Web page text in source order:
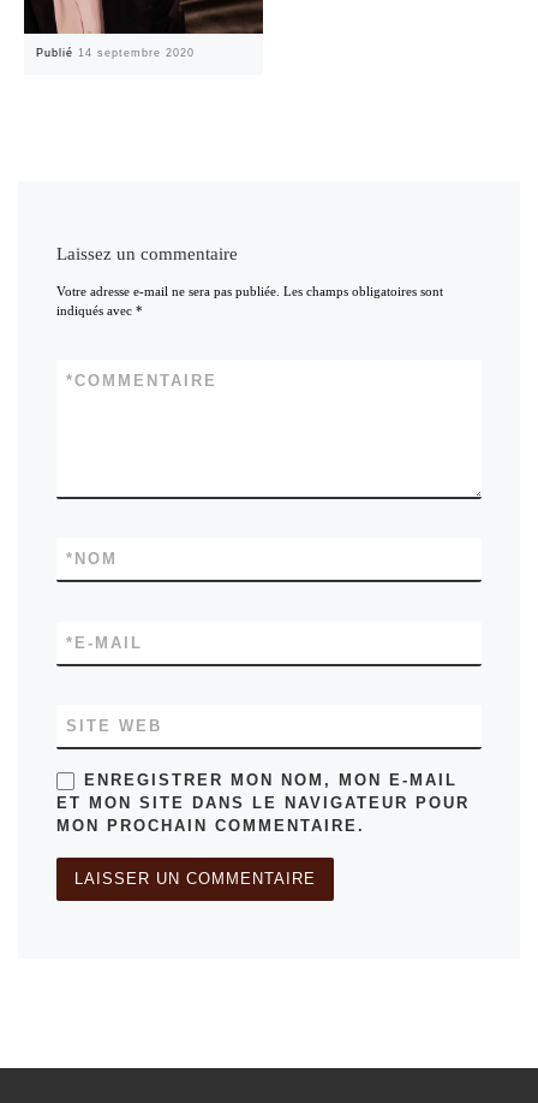
Publié14 septembre 2020
Laissez un commentaire
Votre adresse e-mail ne sera pas publiée. Les champs obligatoires sont
indiqués avec*
COMMENTAIRE
*
NOM
*
E-MAIL
*
SITE WEB
ENREGISTRER MON NOM, MON E-MAIL
ET MON SITE DANS LE NAVIGATEUR POUR
MON PROCHAIN COMMENTAIRE.